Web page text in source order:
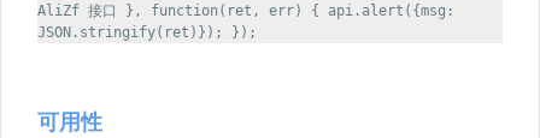
AliZf 接口 }, function(ret, err) { api.alert({msg:
JSON.stringify(ret)}); });
可用性